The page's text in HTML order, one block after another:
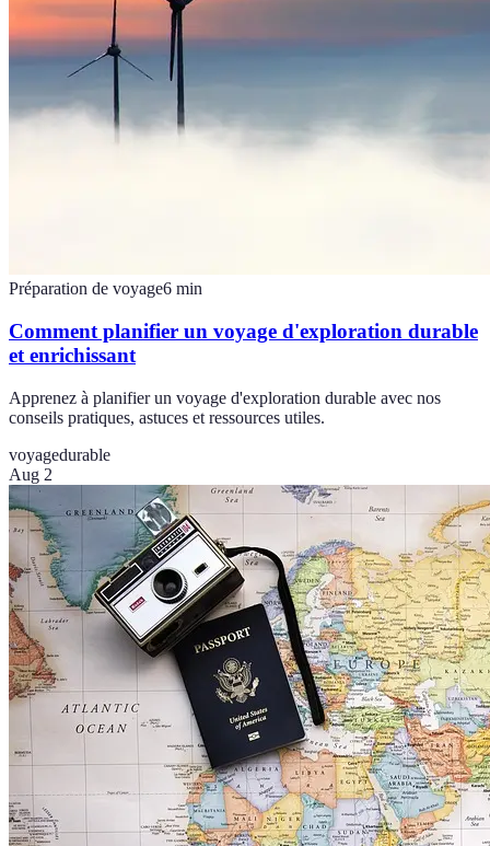
Préparation de voyage6 min
Comment planifier un voyage d'exploration durable
et enrichissant
Apprenez à planifier un voyage d'exploration durable avec nos
conseils pratiques, astuces et ressources utiles.
voyagedurable
Aug 2